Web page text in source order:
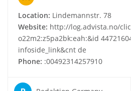
Location: Lindemannstr. 78
Website: http://log.advista.no/
o22m2:z5pa2bk:eah:&id
infoside_link&cnt de
Phone: :00492314257910